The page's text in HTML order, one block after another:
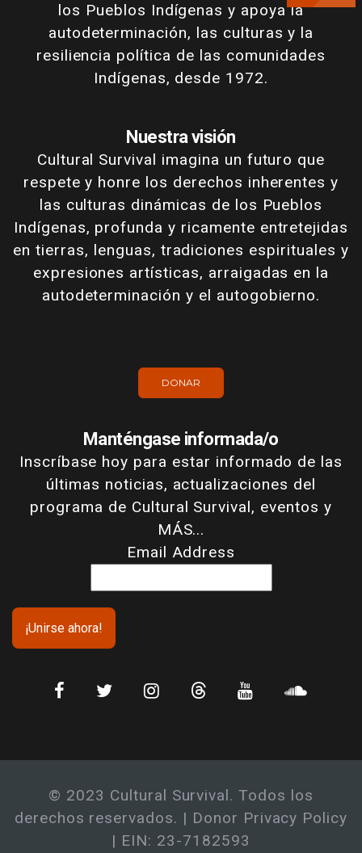
los Pueblos Indígenas y apoya la
autodeterminación, las culturas y la
resiliencia política de las comunidades
Indígenas, desde 1972.
Nuestra visión
Cultural Survival imagina un futuro que
respete y honre los derechos inherentes y
las culturas dinámicas de los Pueblos
Indígenas, profunda y ricamente entretejidas
en tierras, lenguas, tradiciones espirituales y
expresiones artísticas, arraigadas en la
autodeterminación y el autogobierno.
DONAR
Manténgase informada/o
Inscríbase hoy para estar informado de las
últimas noticias, actualizaciones del
programa de Cultural Survival, eventos y
MÁS...
Email Address
© 2023 Cultural Survival. Todos los
derechos reservados. | Donor Privacy Policy
| EIN: 23-7182593